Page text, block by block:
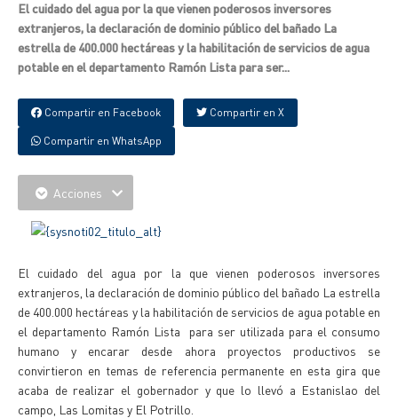
El cuidado del agua por la que vienen poderosos inversores
extranjeros, la declaración de dominio público del bañado La
estrella de 400.000 hectáreas y la habilitación de servicios de agua
potable en el departamento Ramón Lista para ser...
Compartir en Facebook Compartir en X
Compartir en WhatsApp
Acciones
El cuidado del agua por la que vienen poderosos inversores
extranjeros, la declaración de dominio público del bañado La estrella
de 400.000 hectáreas y la habilitación de servicios de agua potable en
el departamento Ramón Lista para ser utilizada para el consumo
humano y encarar desde ahora proyectos productivos se
convirtieron en temas de referencia permanente en esta gira que
acaba de realizar el gobernador y que lo llevó a Estanislao del
campo, Las Lomitas y El Potrillo.